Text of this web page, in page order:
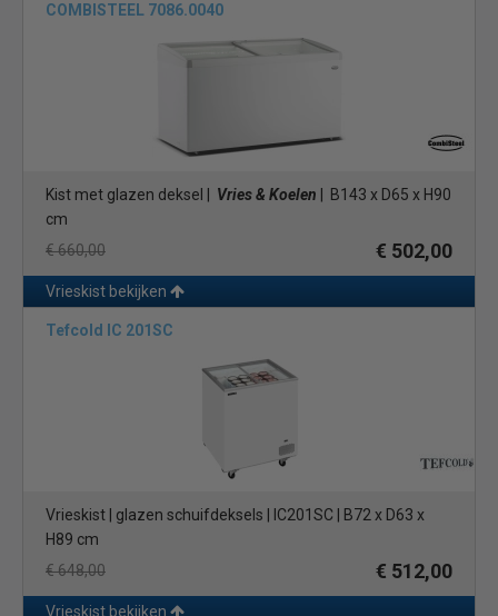
COMBISTEEL 7086.0040
Kist met glazen deksel | Vries & Koelen | B143 x D65 x H90
cm
€ 660,00
€ 502,00
Vrieskist bekijken
Tefcold IC 201SC
Vrieskist | glazen schuifdeksels | IC201SC | B72 x D63 x
H89 cm
€ 648,00
€ 512,00
Vrieskist bekijken